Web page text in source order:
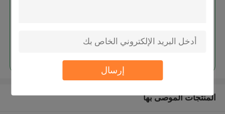
إرسال
استمر
المنتجات الموصى بها